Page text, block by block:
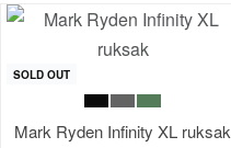
SOLD OUT
Mark Ryden Infinity XL ruksak